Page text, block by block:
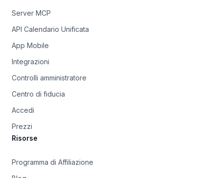
Server MCP
API Calendario Unificata
App Mobile
Integrazioni
Controlli amministratore
Centro di fiducia
Accedi
Prezzi
Risorse
Programma di Affiliazione